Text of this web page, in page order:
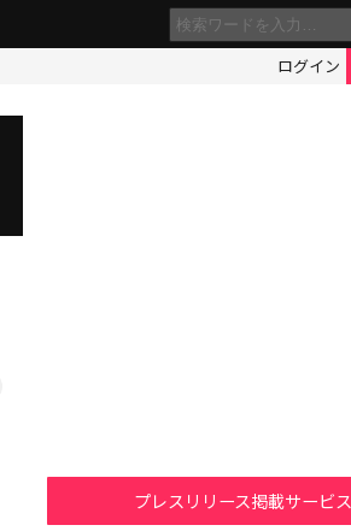
ログイン
プレスリリース掲載サービス